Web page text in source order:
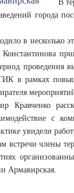
В
города
в несколько
ТИК в рамках
Кравченко
с
увидели
встречи члены
Армавирская.